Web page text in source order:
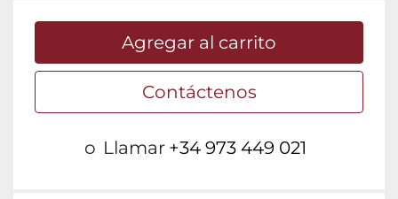
Agregar al carrito
Contáctenos
o Llamar +34 973 449 021